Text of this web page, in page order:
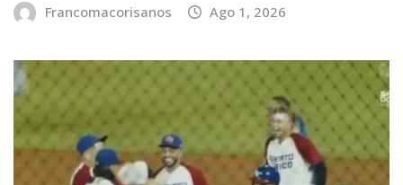
Francomacorisanos Ago 1, 2026